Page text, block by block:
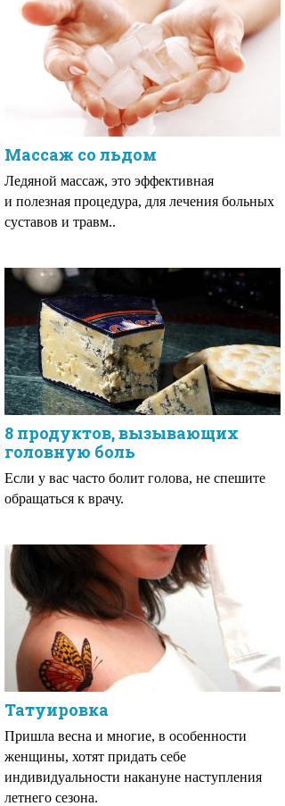
Массаж со льдом
Ледяной массаж, это эффективная
и полезная процедура, для лечения больных
суставов и травм..
8 продуктов, вызывающих
головную боль
Если у вас часто болит голова, не спешите
обращаться к врачу.
Татуировка
Пришла весна и многие, в особенности
женщины, хотят придать себе
индивидуальности накануне наступления
летнего сезона.